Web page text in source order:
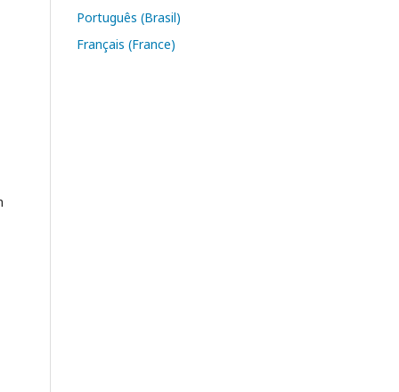
Português (Brasil)
Français (France)